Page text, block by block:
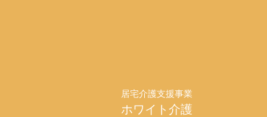
居宅介護支援事業
ホワイト介護